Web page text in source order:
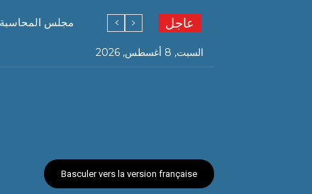
عاجل مجلس المحاسبة
السبت, 8 أغسطس, 2026
Basculer vers la version française